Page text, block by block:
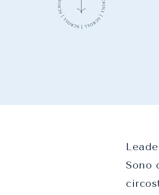
Sono